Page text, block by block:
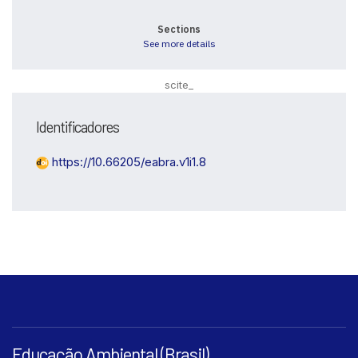
Sections
See more details
scite_
Identificadores
https://10.66205/eabra.v1i1.8